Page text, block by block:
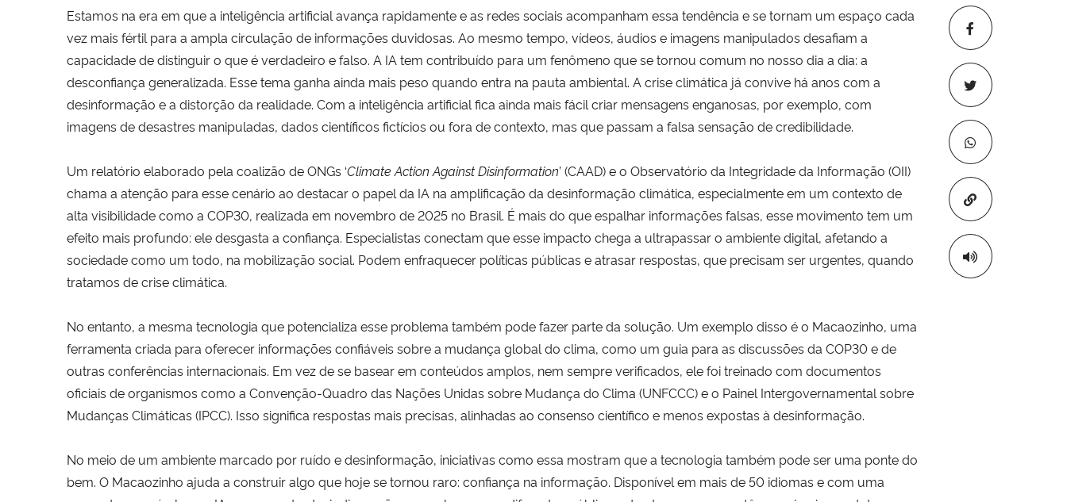
Copiar para
Estamos na era em que a inteligência artificial avança rapidamente e as redes sociais acompanham essa tendência e se tornam um espaço cada
vez mais fértil para a ampla circulação de informações duvidosas. Ao mesmo tempo, vídeos, áudios e imagens manipulados desafiam a
capacidade de distinguir o que é verdadeiro e falso. A IA tem contribuído para um fenômeno que se tornou comum no nosso dia a dia: a
desconfiança generalizada. Esse tema ganha ainda mais peso quando entra na pauta ambiental. A crise climática já convive há anos com a
desinformação e a distorção da realidade. Com a inteligência artificial fica ainda mais fácil criar mensagens enganosas, por exemplo, com
imagens de desastres manipuladas, dados científicos fictícios ou fora de contexto, mas que passam a falsa sensação de credibilidade.
Um relatório elaborado pela coalizão de ONGs ‘Climate Action Against Disinformation’ (CAAD) e o Observatório da Integridade da Informação (OII)
chama a atenção para esse cenário ao destacar o papel da IA na amplificação da desinformação climática, especialmente em um contexto de
alta visibilidade como a COP30, realizada em novembro de 2025 no Brasil. É mais do que espalhar informações falsas, esse movimento tem um
efeito mais profundo: ele desgasta a confiança. Especialistas conectam que esse impacto chega a ultrapassar o ambiente digital, afetando a
sociedade como um todo, na mobilização social. Podem enfraquecer políticas públicas e atrasar respostas, que precisam ser urgentes, quando
tratamos de crise climática.
No entanto, a mesma tecnologia que potencializa esse problema também pode fazer parte da solução. Um exemplo disso é o Macaozinho, uma
ferramenta criada para oferecer informações confiáveis sobre a mudança global do clima, como um guia para as discussões da COP30 e de
outras conferências internacionais. Em vez de se basear em conteúdos amplos, nem sempre verificados, ele foi treinado com documentos
oficiais de organismos como a Convenção-Quadro das Nações Unidas sobre Mudança do Clima (UNFCCC) e o Painel Intergovernamental sobre
Mudanças Climáticas (IPCC). Isso significa respostas mais precisas, alinhadas ao consenso científico e menos expostas à desinformação.
No meio de um ambiente marcado por ruído e desinformação, iniciativas como essa mostram que a tecnologia também pode ser uma ponte do
bem. O Macaozinho ajuda a construir algo que hoje se tornou raro: confiança na informação. Disponível em mais de 50 idiomas e com uma